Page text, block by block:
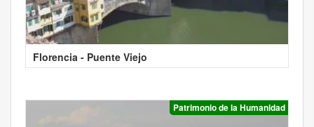
Florencia - Puente Viejo
Patrimonio de la Humanidad